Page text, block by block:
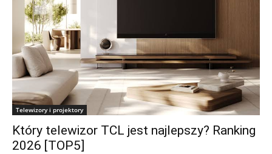
Telewizory i projektory
Który telewizor TCL jest najlepszy? Ranking
2026 [TOP5]